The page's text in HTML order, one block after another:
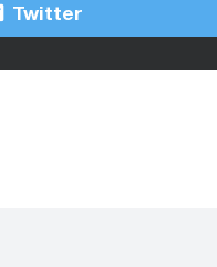
Twitter